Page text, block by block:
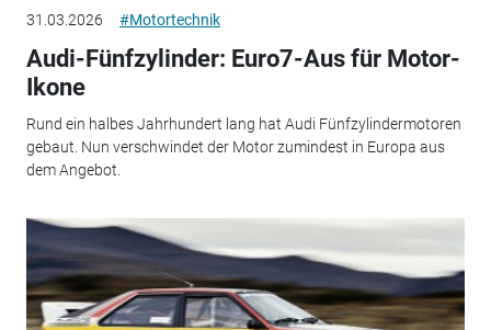
31.03.2026 #Motortechnik
Audi-Fünfzylinder: Euro7-Aus für Motor-
Ikone
Rund ein halbes Jahrhundert lang hat Audi Fünfzylindermotoren
gebaut. Nun verschwindet der Motor zumindest in Europa aus
dem Angebot.